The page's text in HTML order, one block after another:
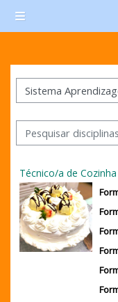
Categorias de
Pesquisar disciplinas
Técnico/a de